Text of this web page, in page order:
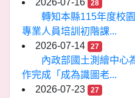
2026-07-16
28
轉知本縣115年度校
專業人員培訓初階課...
2026-07-14
27
內政部國土測繪中心
作完成「成為識圖老...
2026-07-23
27